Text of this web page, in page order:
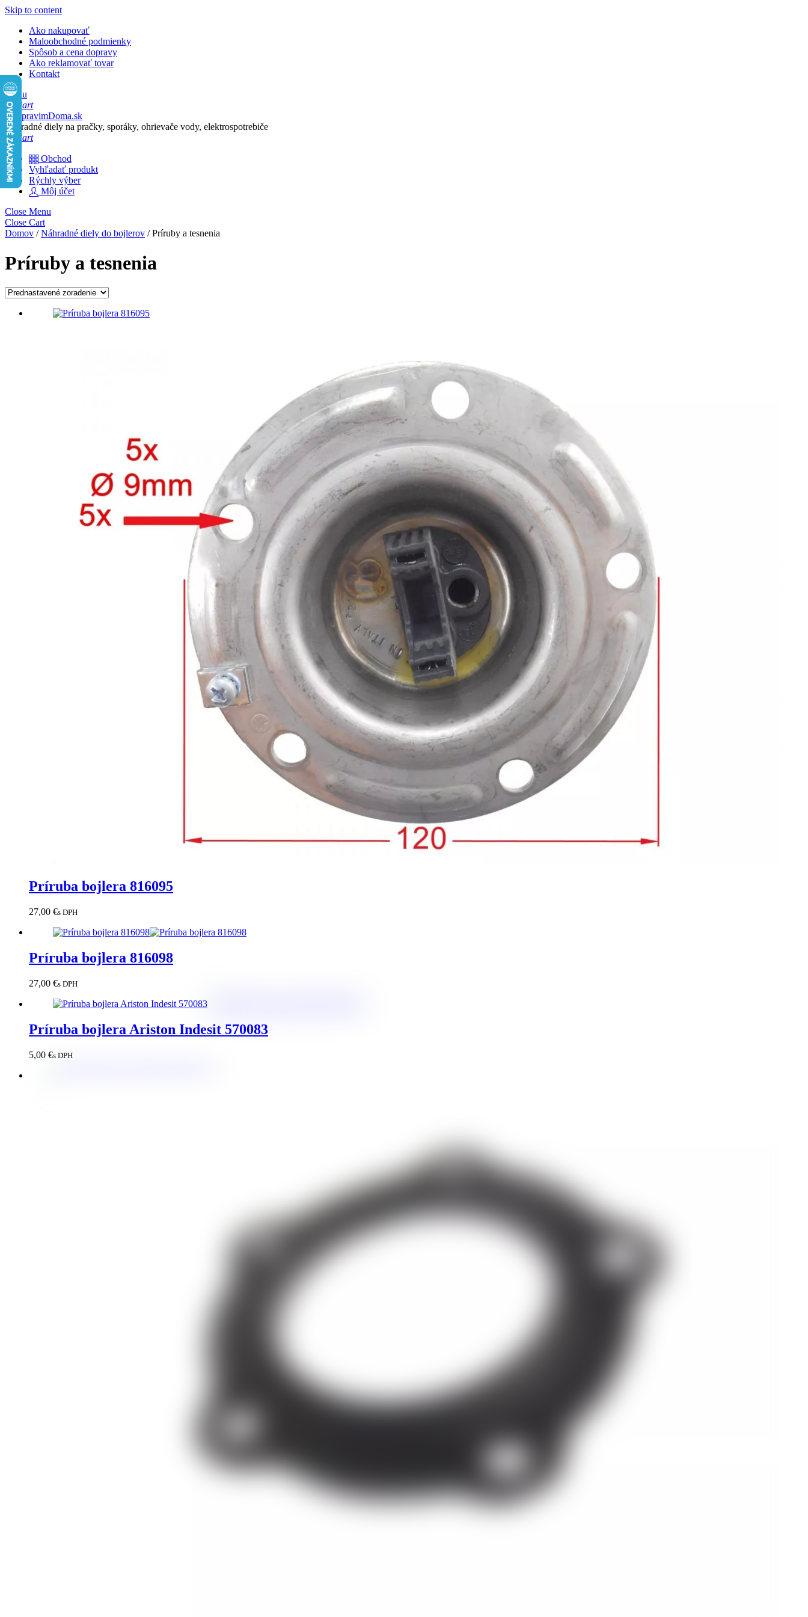
Skip to content
Ako nakupovať
Maloobchodné podmienky
Spôsob a cena dopravy
Ako reklamovať tovar
Kontakt
Menu
Cart
Náhradné diely na pračky, sporáky, ohrievače vody, elektrospotrebiče
Cart
Obchod
Vyhľadať produkt
Rýchly výber
Môj účet
Close Menu
Close Cart
Domov /Náhradné diely do bojlerov / Príruby a tesnenia
Príruby a tesnenia
Príruba bojlera 816095
27,00 €s DPH
Príruba bojlera 816098
27,00 €s DPH
Príruba bojlera Ariston Indesit 570083
5,00 €s DPH